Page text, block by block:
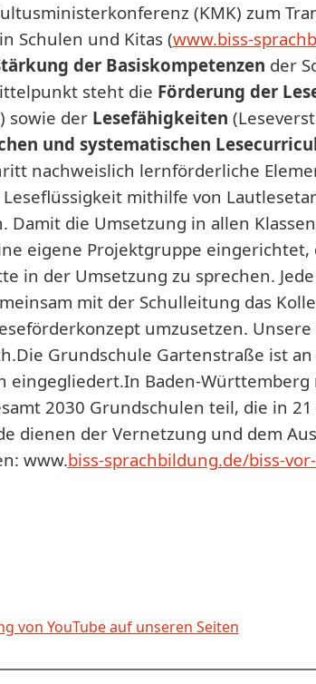
(KMK) zum
Schulen und Kitas (www.biss-
der Basiskompetenzen der
steht die Förderung der
sowie der Lesefähigkeiten
und systematischen
nachweislich lernförderliche
mithilfe von
Damit die Umsetzung in allen
eigene Projektgruppe
in der Umsetzung zu sprechen.
mit der Schulleitung das
umzusetzen. Unsere
Die Grundschule Gartenstraße ist
eingegliedert.In Baden-
2030 Grundschulen teil, die in 21
dienen der Vernetzung und dem
www.biss-sprachbildung.de/biss-
von YouTube auf unseren Seiten